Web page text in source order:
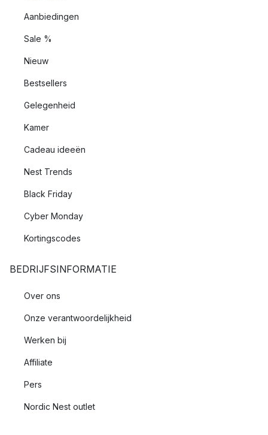
Aanbiedingen
Sale %
Nieuw
Bestsellers
Gelegenheid
Kamer
Cadeau ideeën
Nest Trends
Black Friday
Cyber Monday
Kortingscodes
BEDRIJFSINFORMATIE
Over ons
Onze verantwoordelijkheid
Werken bij
Affiliate
Pers
Nordic Nest outlet